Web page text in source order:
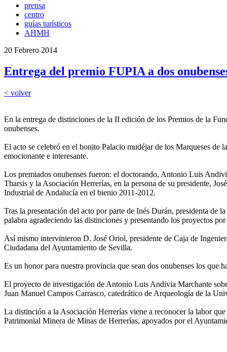
prensa
centro
guías turísticos
AHMH
20 Febrero 2014
Entrega del premio FUPIA a dos
< volver
En la entrega de distinciones de la II edición de los Premios de la
onubenses.
El acto se celebró en el bonito Palacio mudéjar de los Marqueses
emocionante e interesante.
Los premiados onubenses fueron: el doctorando, Antonio Luis
Tharsis y la Asociación Herrerías, en la persona de su presidente,
Industrial de Andalucía en el bienio 2011-2012.
Tras la presentación del acto por parte de Inés Durán, presidenta
palabra agradeciendo las distinciones y presentando los proyectos
Así mismo intervinieron D. José Oriol, presidente de Caja de
Ciudadana del Ayuntamiento de Sevilla.
Es un honor para nuestra provincia que sean dos onubenses los que
El proyecto de investigación de Antonio Luis Andivia Marchante
Juan Manuel Campos Carrasco, catedrático de Arqueología de la
La distinción a la Asociación Herrerías viene a reconocer la labor
Patrimonial Minera de Minas de Herrerías, apoyados por el